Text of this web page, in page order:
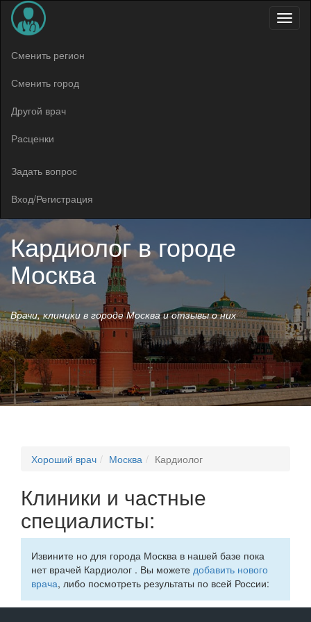
Меню
Сменить регион
Сменить город
Другой врач
Расценки
Задать вопрос
Вход/Регистрация
Кардиолог вгороде
Москва
Врачи, клиники в городе Москва и отзывы о них
Хороший врач Москва Кардиолог
Клиники и частные
специалисты:
Извините но для города Москва в нашей базе пока
нет врачей Кардиолог . Вы можете добавить нового
врача, либо посмотреть результаты по всей России: